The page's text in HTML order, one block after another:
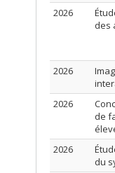
2026
des
2026
2026
de
2026
du